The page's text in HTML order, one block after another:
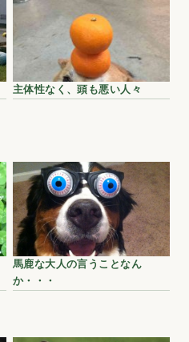
主体性なく、頭も悪い人々
馬鹿な大人の言うことなん
か・・・